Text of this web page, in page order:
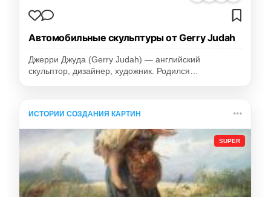
Автомобильные скульптуры от Gerry Judah
Джерри Джуда (Gerry Judah) — английский
скульптор, дизайнер, художник. Родился…
ИСТОРИИ СОЗДАНИЯ КАРТИН
SUPER